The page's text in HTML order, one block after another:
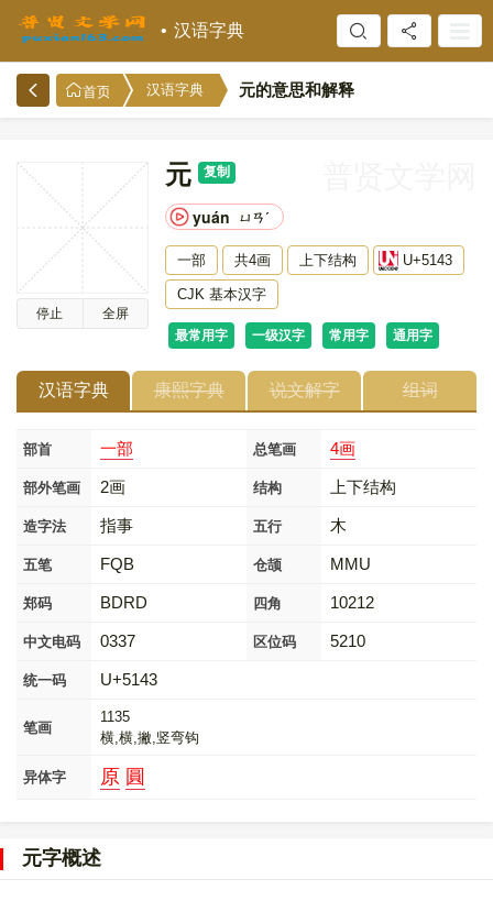
汉语字典
首页 汉语字典 元的意思和解释
停止 全屏
元 复制
yuán ㄩㄢˊ
一部 共4画 上下结构 U+5143
CJK 基本汉字
最常用字 一级汉字 常用字 通用字
汉语字典 康熙字典 说文解字 组词
部首 一部 总笔画 4画
部外笔画 2画 结构 上下结构
造字法 指事 五行 木
五笔 FQB 仓颉 MMU
郑码 BDRD 四角 10212
中文电码 0337 区位码 5210
统一码 U+5143
笔画
1135
横,横,撇,竖弯钩
异体字 原 圓
元字概述